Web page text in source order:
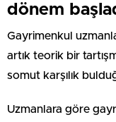
dönem
Gayrimenkul
artık teorik bir
somut karşılık
Uzmanlara göre